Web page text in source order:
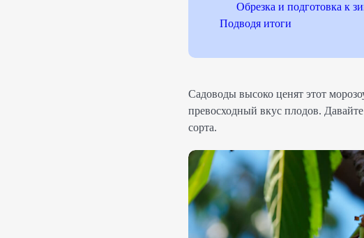
Обрезка и подготовка к
Подводя итоги
Садоводы высоко ценят этот
превосходный вкус плодов.
сорта.